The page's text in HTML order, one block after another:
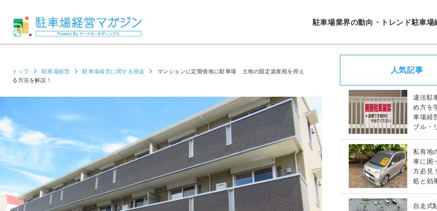
駐車場業界の動向・トレンド駐車場
トップ 駐車場経営 駐車場経営に関する税金
マンションに定期借地に駐車場 土地の固定資産税を抑え
る方法を解説！
人気記事
違法駐
め方を
車場経
ブル・
私有地
車に困
方必見
処と効
自走式